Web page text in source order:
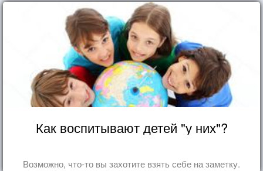
Как воспитывают детей "у них"?
Возможно, что-то вы захотите взять себе на заметку.